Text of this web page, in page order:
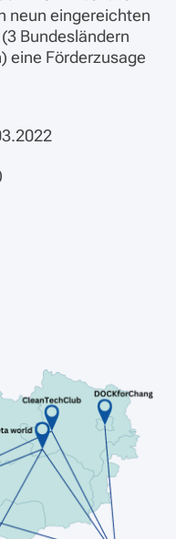
neun eingereichten
Bundesländern
eine Förderzusage